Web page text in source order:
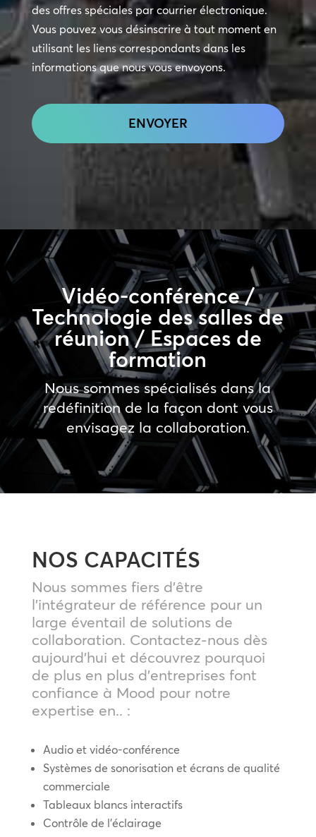
contact
des offres spéciales par courrier électronique.
Vous pouvez vous désinscrire à tout moment en
utilisant les liens correspondants dans les
informations que nous vous envoyons.
Vidéo-conférence /
Technologie des salles de
réunion / Espaces de
formation
Nous sommes spécialisés dans la
redéfinition de la façon dont vous
envisagez la collaboration.
NOS CAPACITÉS
Nous sommes fiers d’être
l’intégrateur de référence pour un
large éventail de solutions de
collaboration. Contactez-nous dès
aujourd’hui et découvrez pourquoi
de plus en plus d’entreprises font
confiance à Mood pour notre
expertise en.. :
Audio et vidéo-conférence
Systèmes de sonorisation et écrans de qualité
commerciale
Tableaux blancs interactifs
Contrôle de l’éclairage